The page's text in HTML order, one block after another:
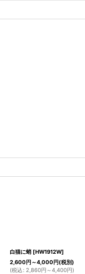
白猫に蛸 [HW1912W]
2,600 円 ～4,000 円 (税別)
(税込 : 2,860円 ～4,400円)